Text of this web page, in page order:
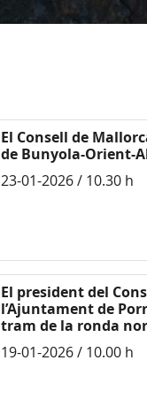
El Consell de
de Bunyola-Orient-
23-01-2026 / 10.30 h
El president del
l’Ajuntament de
tram de la ronda
19-01-2026 / 10.00 h